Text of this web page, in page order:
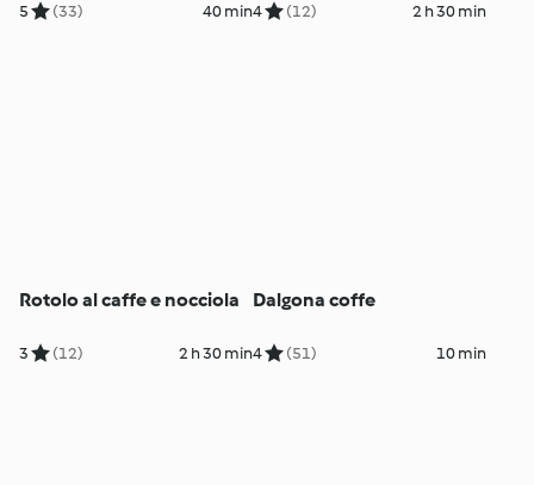
5 (33) 40 min4 (12) 2 h 30 min
Rotolo al caffe e nocciola
3 (12) 2 h 30 min
Dalgona coffe
4 (51) 10 min